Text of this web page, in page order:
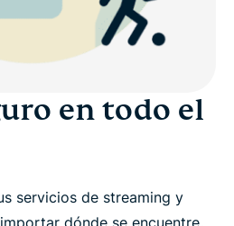
en todo el
servicios de streaming y